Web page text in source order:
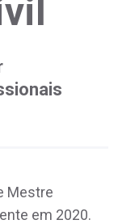
Mestre
em 2020.